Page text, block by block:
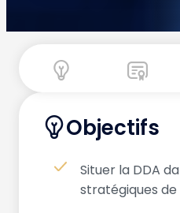
Objectifs
Situer la DDA
stratégiques de